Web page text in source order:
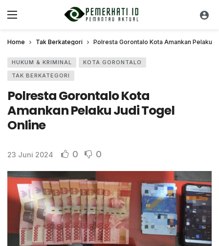
Home Tak Berkategori Polresta Gorontalo Kota Amankan Pelaku
HUKUM & KRIMINAL
KOTA GORONTALO
TAK BERKATEGORI
Polresta Gorontalo Kota
Amankan Pelaku Judi Togel
Online
23 Juni 2024 0 0